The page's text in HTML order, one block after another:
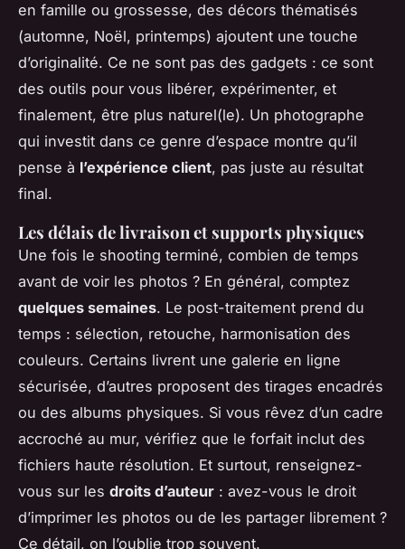
en famille ou grossesse, des décors thématisés
(automne, Noël, printemps) ajoutent une touche
d’originalité. Ce ne sont pas des gadgets : ce sont
des outils pour vous libérer, expérimenter, et
finalement, être plus naturel(le). Un photographe
qui investit dans ce genre d’espace montre qu’il
pense à l’expérience client, pas juste au résultat
final.
Les délais de livraison et supports physiques
Une fois le shooting terminé, combien de temps
avant de voir les photos ? En général, comptez
quelques semaines. Le post-traitement prend du
temps : sélection, retouche, harmonisation des
couleurs. Certains livrent une galerie en ligne
sécurisée, d’autres proposent des tirages encadrés
ou des albums physiques. Si vous rêvez d’un cadre
accroché au mur, vérifiez que le forfait inclut des
fichiers haute résolution. Et surtout, renseignez-
vous sur les droits d’auteur : avez-vous le droit
d’imprimer les photos ou de les partager librement ?
Ce détail, on l’oublie trop souvent.